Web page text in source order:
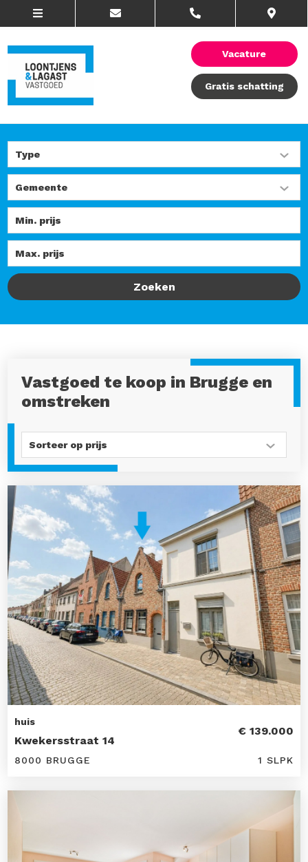
Vacature
Gratis schatting
Zoeken
Vastgoed te koop in Brugge en
omstreken
huis
Kwekersstraat 14
€ 139.000
8000 BRUGGE 1 SLPK